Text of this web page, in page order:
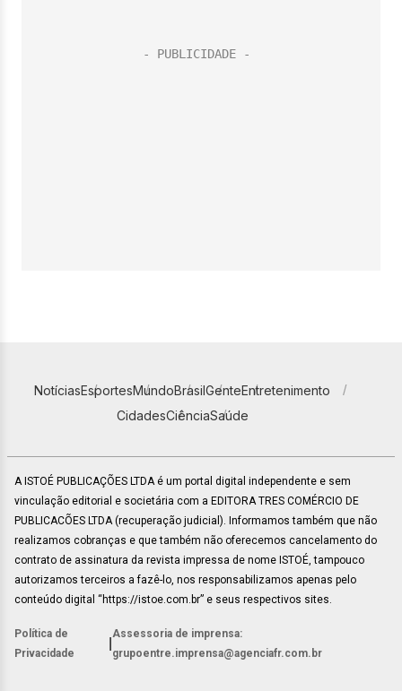
NotíciasEsportesMundoBrasilGenteEntretenimento
CidadesCiênciaSaúde
A ISTOÉ PUBLICAÇÕES LTDA é um portal digital independente e sem
vinculação editorial e societária com a EDITORA TRES COMÉRCIO DE
PUBLICACÕES LTDA (recuperação judicial). Informamos também que não
realizamos cobranças e que também não oferecemos cancelamento do
contrato de assinatura da revista impressa de nome ISTOÉ, tampouco
autorizamos terceiros a fazê-lo, nos responsabilizamos apenas pelo
conteúdo digital “https://istoe.com.br” e seus respectivos sites.
Política de
Privacidade
Assessoria de imprensa:
grupoentre.imprensa@agenciafr.com.br